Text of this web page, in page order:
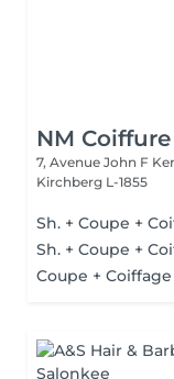
NM
7, Avenue John F
Kirchberg L-1855
Sh. + Coupe +
Sh. + Coupe +
Coupe +